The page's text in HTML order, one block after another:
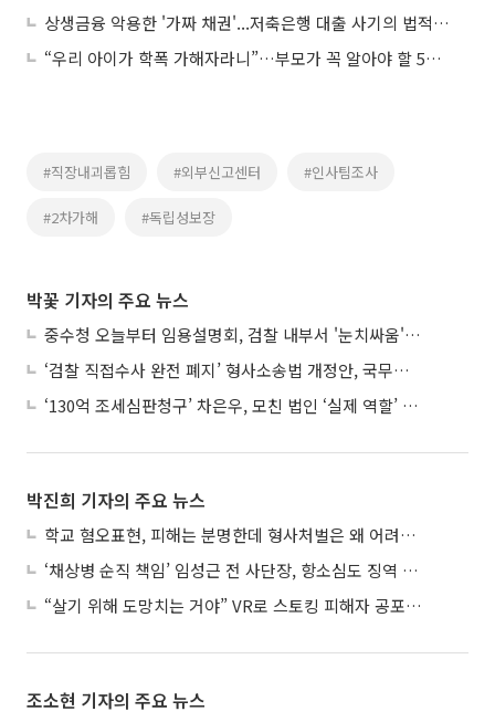
상생금융 악용한 '가짜 채권'...저축은행 대출 사기의 법적 쟁점
“우리 아이가 학폭 가해자라니”…부모가 꼭 알아야 할 5가지는?
#직장내괴롭힘 #외부신고센터 #인사팀조사
#2차가해 #독립성보장
박꽃 기자의 주요 뉴스
중수청 오늘부터 임용설명회, 검찰 내부서 '눈치싸움' 기류변화도
‘검찰 직접수사 완전 폐지’ 형사소송법 개정안, 국무회의 통과
‘130억 조세심판청구’ 차은우, 모친 법인 ‘실제 역할’ 다툴 듯
박진희 기자의 주요 뉴스
학교 혐오표현, 피해는 분명한데 형사처벌은 왜 어려울까?
‘채상병 순직 책임’ 임성근 전 사단장, 항소심도 징역 3년
“살기 위해 도망치는 거야” VR로 스토킹 피해자 공포 마주한 수형자들
조소현 기자의 주요 뉴스